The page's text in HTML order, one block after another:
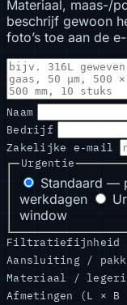
Materiaal, maas-/
beschrijf gewoon
foto’s toe aan de
Naam
Bedrijf
Zakelijke e-mail
Urgentie
Standaard —
werkdagen
window
Filtratiefijnheid
Aansluiting /
Materiaal /
Afmetingen (L ×